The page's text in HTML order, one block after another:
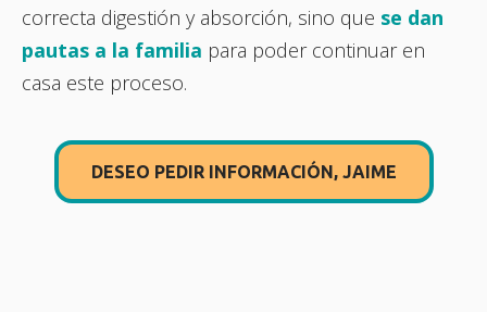
correcta digestión y absorción, sino que se dan
pautas a la familia para poder continuar en
casa este proceso.
DESEO PEDIR INFORMACIÓN, JAIME